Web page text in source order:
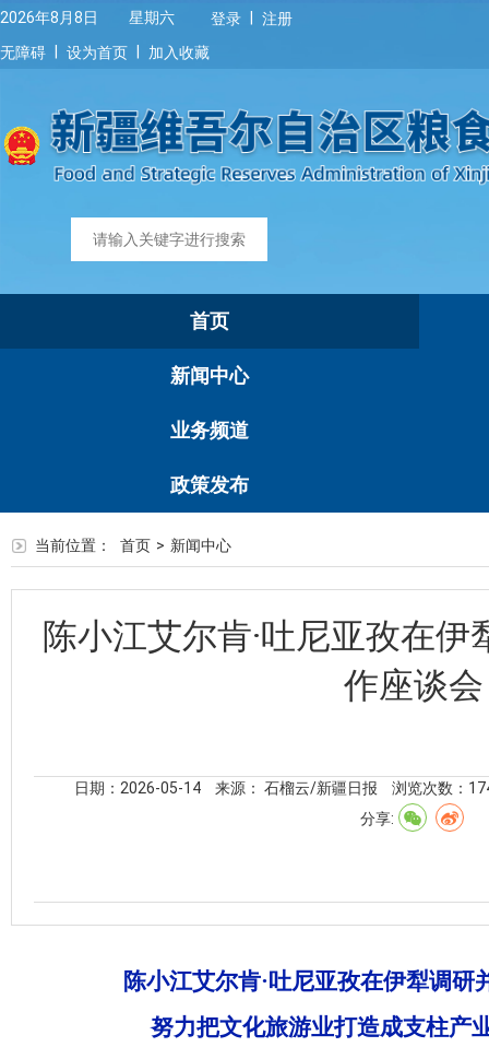
2026年8月8日 星期六 登录
注册
无障碍
设为首页 加入收藏
首页
新闻中心
业务频道
政策发布
当前位置： 首页 > 新闻中心
陈小江艾尔肯·吐尼亚孜在
作座谈会
日期：2026-05-14 来源： 石榴云/新疆日报 浏览次数：
分享:
陈小江艾尔肯·吐尼亚孜在伊犁调研
努力把文化旅游业打造成支柱产